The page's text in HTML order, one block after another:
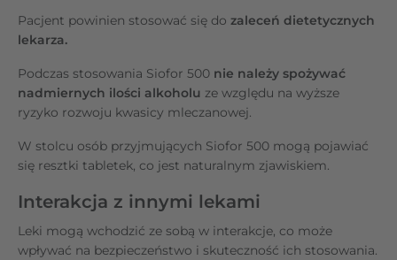
Pacjent powinien stosować się do zaleceń dietetycznych
lekarza.
Podczas stosowania Siofor 500 nie należy spożywać
nadmiernych ilości alkoholu ze względu na wyższe
ryzyko rozwoju kwasicy mleczanowej.
W stolcu osób przyjmujących Siofor 500 mogą pojawiać
się resztki tabletek, co jest naturalnym zjawiskiem.
Interakcja z innymi lekami
Leki mogą wchodzić ze sobą w interakcje, co może
wpływać na bezpieczeństwo i skuteczność ich stosowania.